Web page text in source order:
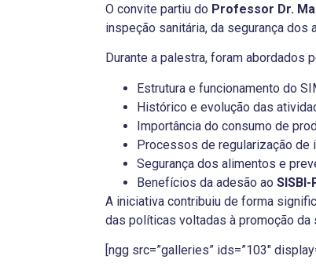
O convite partiu do Professor Dr.
inspeção sanitária, da segurança dos
Durante a palestra, foram abordados
Estrutura e funcionamento do
Histórico e evolução das
Importância do consumo de
Processos de regularização de
Segurança dos alimentos e
Benefícios da adesão aoSISBI-
A iniciativa contribuiu de forma
das políticas voltadas à promoção
[ngg src=”galleries” ids=”103″